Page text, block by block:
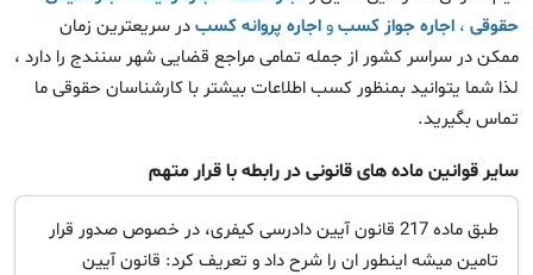
حقوقی ، اجاره جواز کسبواجاره پروانه کسبدر سریعترین زمان
ممکن در سراسر کشور از جمله تمامی مراجع قضایی شهر سنندج را دارد ،
لذا شما یتوانید بمنظور کسب اطلاعات بیشتر با کارشناسان حقوقی ما
تماس بگیرید.
سایر قوانین ماده های قانونی در رابطه با قرار متهم
طبق ماده 217 قانون آیین دادرسی کیفری، در خصوص صدور قرار
تامین میشه اینطور ان را شرح داد و تعریف کرد: قانون آیین